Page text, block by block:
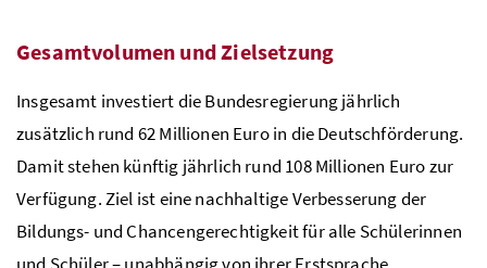
Gesamtvolumen und Zielsetzung
Insgesamt investiert die Bundesregierung jährlich
zusätzlich rund 62 Millionen Euro in die Deutschförderung.
Damit stehen künftig jährlich rund 108 Millionen Euro zur
Verfügung. Ziel ist eine nachhaltige Verbesserung der
Bildungs- und Chancengerechtigkeit für alle Schülerinnen
und Schüler – unabhängig von ihrer Erstsprache.